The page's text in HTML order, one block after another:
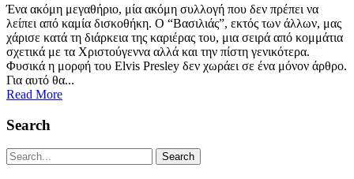
Ένα ακόμη μεγαθήριο, μία ακόμη συλλογή που δεν πρέπει να
λείπει από καμία δισκοθήκη. Ο “Βασιλιάς”, εκτός των άλλων, μας
χάρισε κατά τη διάρκεια της καριέρας του, μια σειρά από κομμάτια
σχετικά με τα Χριστούγεννα αλλά και την πίστη γενικότερα.
Φυσικά η μορφή του Elvis Presley δεν χωράει σε ένα μόνον άρθρο.
Για αυτό θα...
Read More
Search